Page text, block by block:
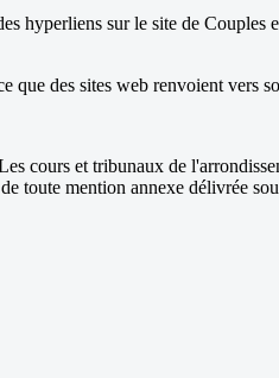
hyperliens sur le site de
des sites web renvoient vers
cours et tribunaux de
toute mention annexe délivrée